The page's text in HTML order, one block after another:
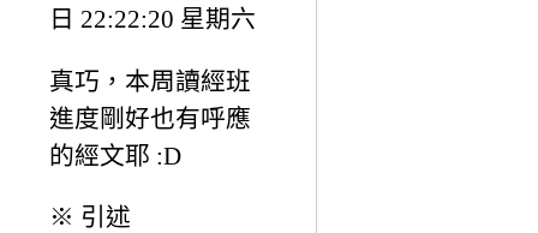
日 22:22:20 星期六
真巧，本周讀經班
進度剛好也有呼應
的經文耶 :D
※ 引述